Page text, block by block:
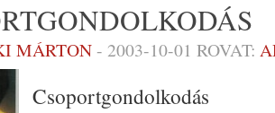
MÁRTON- 2003-10-01 ROVAT:
Csoportgondolkodás